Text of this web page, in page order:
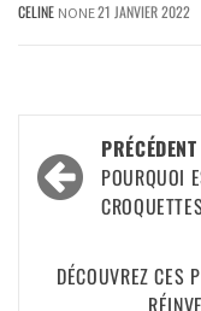
CELINE NONE21 JANVIER 2022
Navigation
d’article
PRÉCÉDENT
POURQUOI
DÉCOUVREZ CES